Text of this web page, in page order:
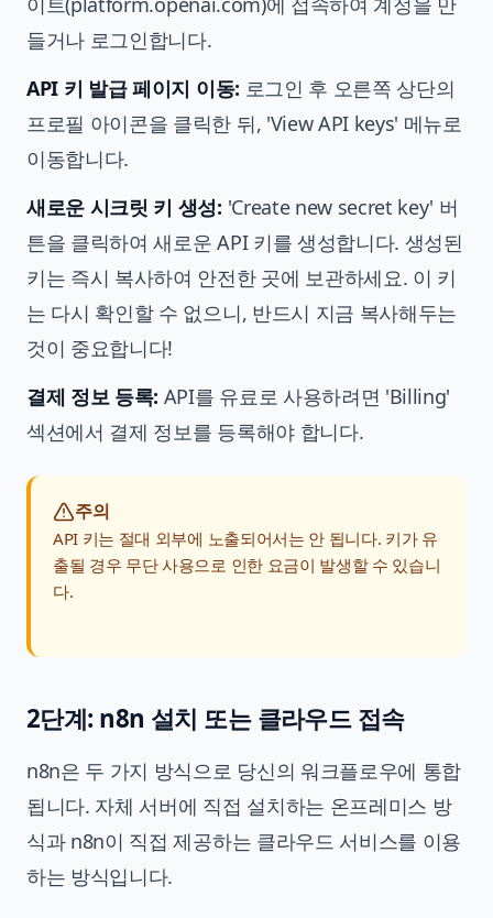
들거나 로그인합니다.
API 키 발급 페이지 이동: 로그인 후 오른쪽 상단의
프로필 아이콘을 클릭한 뒤, 'View API keys' 메뉴로
이동합니다.
새로운 시크릿 키 생성: 'Create new secret key' 버
튼을 클릭하여 새로운 API 키를 생성합니다. 생성된
키는 즉시 복사하여 안전한 곳에 보관하세요. 이 키
는 다시 확인할 수 없으니, 반드시 지금 복사해두는
것이 중요합니다!
결제 정보 등록: API를 유료로 사용하려면 'Billing'
섹션에서 결제 정보를 등록해야 합니다.
주의
API 키는 절대 외부에 노출되어서는 안 됩니다. 키가 유
출될 경우 무단 사용으로 인한 요금이 발생할 수 있습니
다.
2단계: n8n 설치 또는 클라우드 접속
n8n은 두 가지 방식으로 당신의 워크플로우에 통합
됩니다. 자체 서버에 직접 설치하는 온프레미스 방
식과 n8n이 직접 제공하는 클라우드 서비스를 이용
하는 방식입니다.